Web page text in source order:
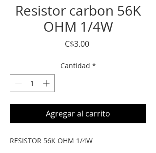
Resistor carbon 56K
OHM 1/4W
C$3.00Precio
Cantidad *
Agregar al carrito
RESISTOR 56K OHM 1/4W